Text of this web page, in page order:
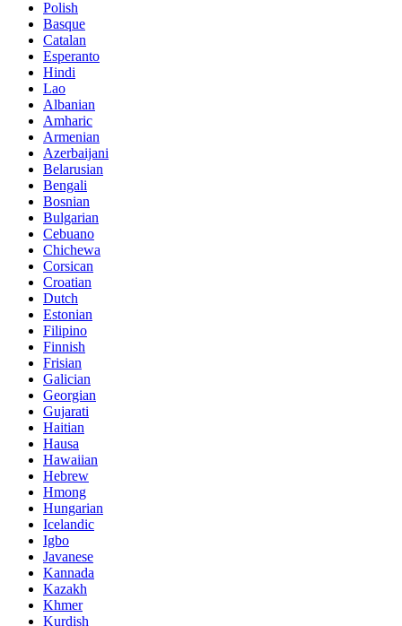
Polish
Basque
Catalan
Esperanto
Hindi
Lao
Albanian
Amharic
Armenian
Azerbaijani
Belarusian
Bengali
Bosnian
Bulgarian
Cebuano
Chichewa
Corsican
Croatian
Dutch
Estonian
Filipino
Finnish
Frisian
Galician
Georgian
Gujarati
Haitian
Hausa
Hawaiian
Hebrew
Hmong
Hungarian
Icelandic
Igbo
Javanese
Kannada
Kazakh
Khmer
Kurdish